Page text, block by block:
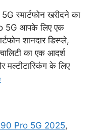
स्मार्टफोन खरीदने का
5G आपके लिए एक
शानदार डिस्प्ले,
का एक आदर्श
मल्टीटास्किंग के लिए
Pro 5G 2025,